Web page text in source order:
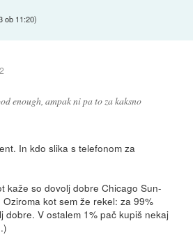
ob 11:20)
enough, ampak ni pa to za kaksno
In kdo slika s telefonom za
kaže so dovolj dobre Chicago Sun-
kot sem že rekel: za 99%
dobre. V ostalem 1% pač kupiš nekaj